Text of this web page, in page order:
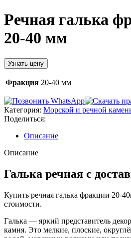
Речная галька
20-40 мм
Узнать цену
Фракция 20-40 мм
Категория: Морской и речной
Поделиться:
Описание
Описание
Галька речная с
Купить речная галька фракции 20-
стоимости.
Галька — яркий представитель
камня. Это мелкие, плоские,